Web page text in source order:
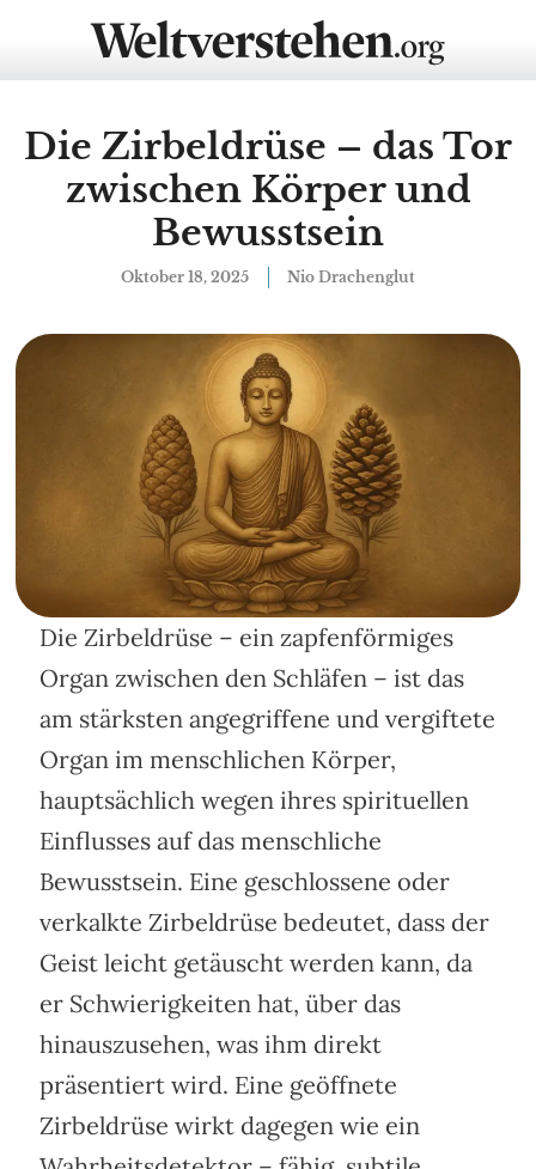
Die Zirbeldrüse – das Tor
zwischen Körper und
Bewusstsein
Oktober 18, 2025 Nio Drachenglut
Die Zirbeldrüse – ein zapfenförmiges
Organ zwischen den Schläfen – ist das
am stärksten angegriffene und vergiftete
Organ im menschlichen Körper,
hauptsächlich wegen ihres spirituellen
Einflusses auf das menschliche
Bewusstsein. Eine geschlossene oder
verkalkte Zirbeldrüse bedeutet, dass der
Geist leicht getäuscht werden kann, da
er Schwierigkeiten hat, über das
hinauszusehen, was ihm direkt
präsentiert wird. Eine geöffnete
Zirbeldrüse wirkt dagegen wie ein